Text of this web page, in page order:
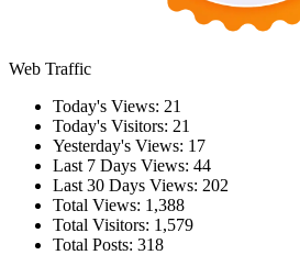
Web Traffic
Today's Views: 21
Today's Visitors: 21
Yesterday's Views: 17
Last 7 Days Views: 44
Last 30 Days Views: 202
Total Views: 1,388
Total Visitors: 1,579
Total Posts: 318